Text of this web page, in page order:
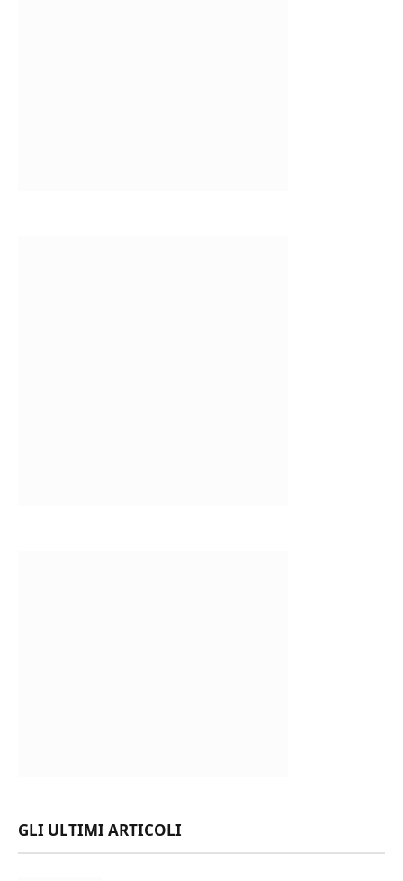
GLI ULTIMI ARTICOLI